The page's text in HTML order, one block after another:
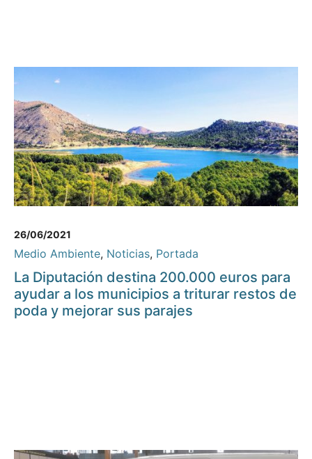
26/06/2021
Medio Ambiente, Noticias, Portada
La Diputación destina 200.000 euros para
ayudar a los municipios a triturar restos de
poda y mejorar sus parajes